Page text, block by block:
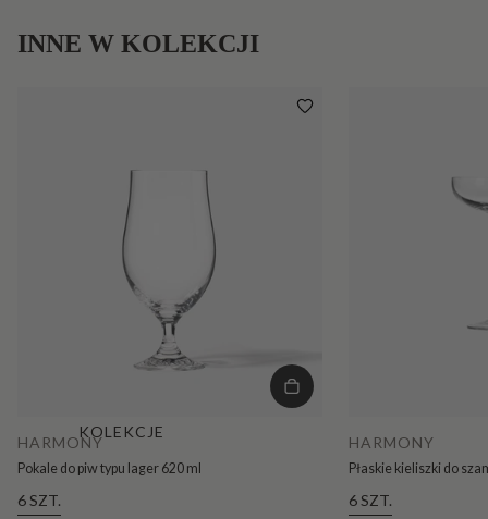
KOLEKCJE
INNE W KOLEKCJI
HARMONY
Pokale do piw typu lager 620 ml
6 SZT.
HARMONY
Płaskie kieliszki do
6 SZT.